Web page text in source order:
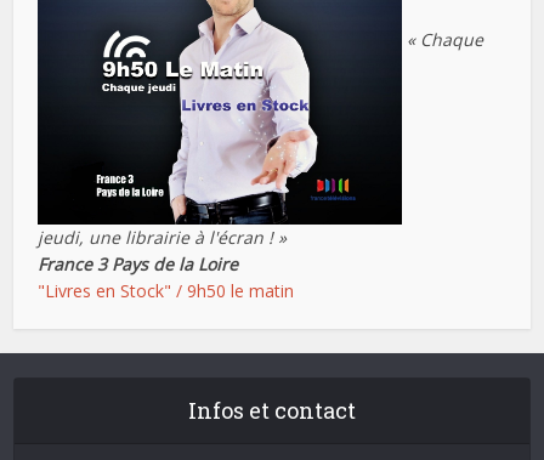
« Chaque
jeudi, une librairie à l'écran ! »
France 3 Pays de la Loire
"Livres en Stock" / 9h50 le matin
Infos et contact